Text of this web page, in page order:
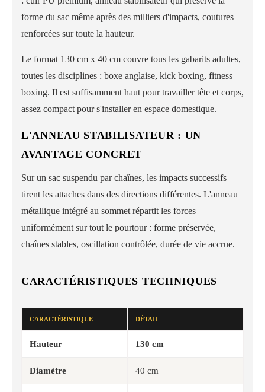
forme du sac même après des milliers d'impacts, coutures
renforcées sur toute la hauteur.
Le format 130 cm x 40 cm couvre tous les gabarits adultes,
toutes les disciplines : boxe anglaise, kick boxing, fitness
boxing. Il est suffisamment haut pour travailler tête et corps,
assez compact pour s'installer en espace domestique.
L'ANNEAU STABILISATEUR : UN
AVANTAGE CONCRET
Sur un sac suspendu par chaînes, les impacts successifs
tirent les attaches dans des directions différentes. L'anneau
métallique intégré au sommet répartit les forces
uniformément sur tout le pourtour : forme préservée,
chaînes stables, oscillation contrôlée, durée de vie accrue.
CARACTÉRISTIQUES TECHNIQUES
CARACTÉRISTIQUE DÉTAIL
Hauteur 130 cm
Diamètre 40 cm